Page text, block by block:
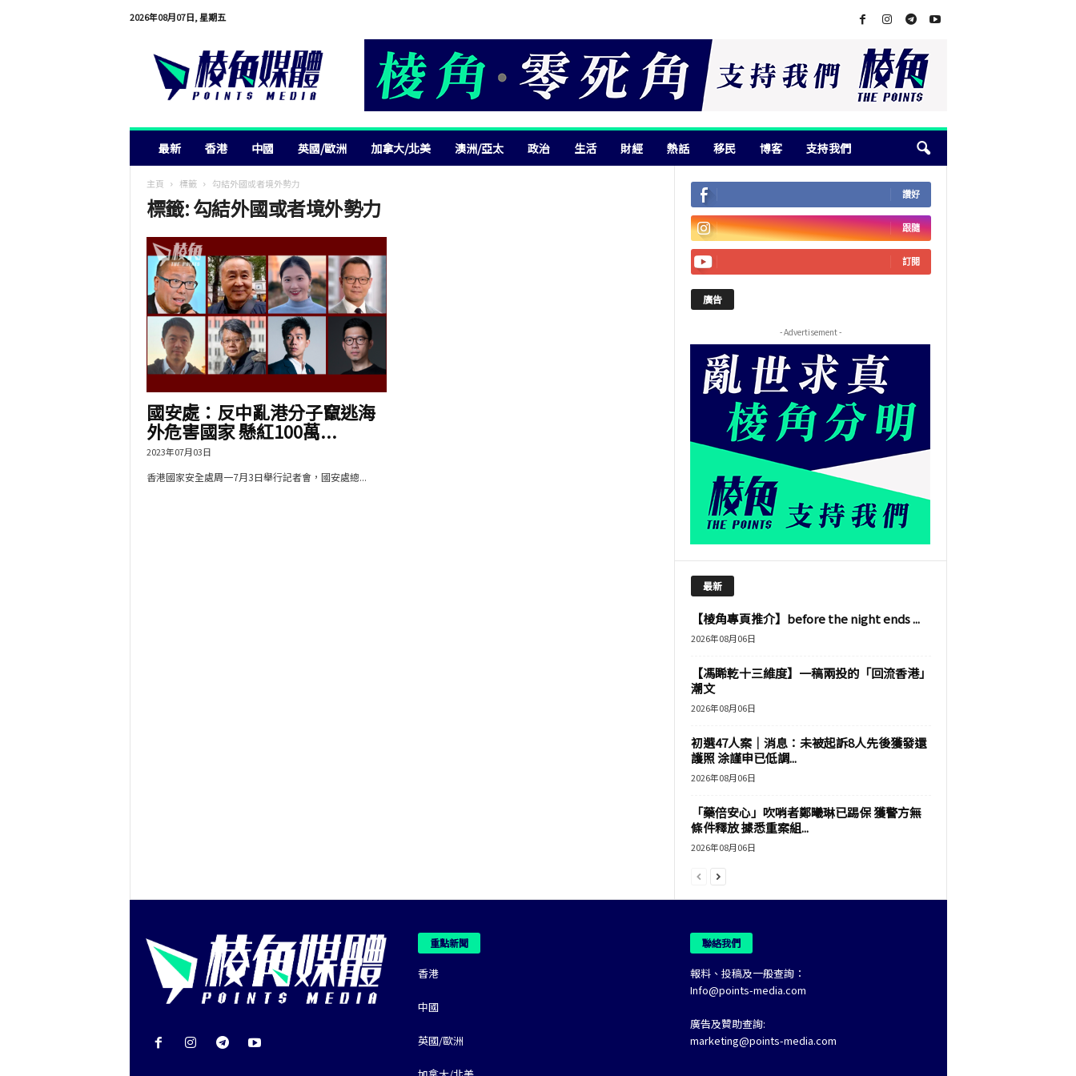
2026年08月07日, 星期五
最新 香港 中國 英國/歐洲 加拿大/北美 澳洲/亞太 政治 生活 財經 熱話 移民 博客 支持我們
主頁 標籤 勾結外國或者境外勢力
標籤: 勾結外國或者境外勢力
國安處：反中亂港分子竄逃海
外危害國家 懸紅100萬...
2023年07月03日
香港國家安全處周一7月3日舉行記者會，國安處總...
讚好
跟隨
訂閱
廣告
- Advertisement -
最新
【棱角專頁推介】before the night ends ...
2026年08月06日
【馮睎乾十三維度】一稿兩投的「回流香港」
潮文
2026年08月06日
初選47人案｜消息：未被起訴8人先後獲發還
護照 涂謹申已低調...
2026年08月06日
「藥倍安心」吹哨者鄭曦琳已踢保 獲警方無
條件釋放 據悉重案組...
2026年08月06日
重點新聞
香港
中國
英國/歐洲
聯絡我們
報料、投稿及一般查詢：
Info@points-media.com
廣告及贊助查詢:
marketing@points-media.com